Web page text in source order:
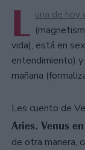
L una de hoy
vida), está en
entendimiento)
mañana
Les cuento de
Aries. Venus
de otra manera,